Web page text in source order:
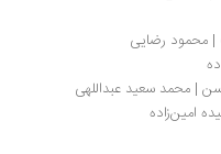
رضایی
سعید عبداللهی